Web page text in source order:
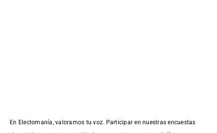
En Electomanía, valoramos tu voz. Participar en nuestras encuestas